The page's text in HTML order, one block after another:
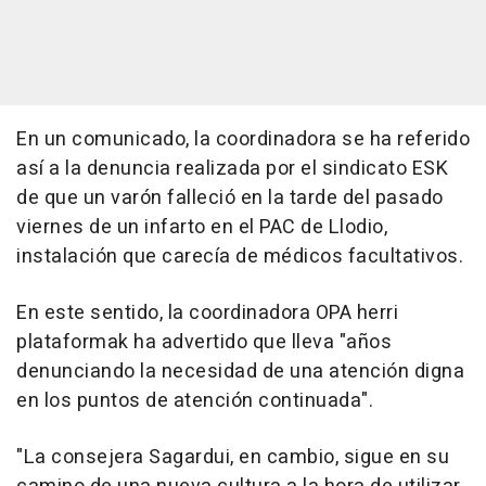
En un comunicado, la coordinadora se ha referido
así a la denuncia realizada por el sindicato ESK
de que un varón falleció en la tarde del pasado
viernes de un infarto en el PAC de Llodio,
instalación que carecía de médicos facultativos.
En este sentido, la coordinadora OPA herri
plataformak ha advertido que lleva "años
denunciando la necesidad de una atención digna
en los puntos de atención continuada".
"La consejera Sagardui, en cambio, sigue en su